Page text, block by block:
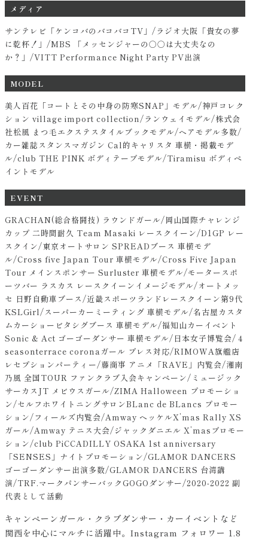
メディア
サンテレビ「ケンコバのバコバコTV」/ラジオ大阪「貴女の夢
に乾杯！」/MBS 「メッセンジャーの○○は大丈夫なの
か？」/VITT Performance Night Party PV出演
MODEL
美人百花「コートとその中身の防寒SNAP」モデル/神戸コレク
ション village import collection/ランウェイモデル/株式会
社松風 まつ毛エクステスタイルブックモデル/ヘアモデル多数/
カー雑誌スタンスマガジン Cal的キャリスタ 車横・掲載モデ
ル/club THE PINK ボディテープモデル/Tiramisu ボディペ
イントモデル
EVENT
GRACHAN(総合格闘技) ラウンドガール/岡山国際チャレンジ
カップ 二時間耐久 Team Masaki レースクイーン/D1GP レー
スクイン/東京オートサロン SPREADブース 車横モデ
ル/Cross five Japan Tour 車横モデル/Cross Five Japan
Tour メインスポンサー Surluster 車横モデル/モータースポ
ーツバー ラスカス レースクイーンイメージモデル/オートメッ
セ 日野自動車ブース/近畿スポーツランドレースクイーン第9代
KSLGirl/スーパーカーミーティング 車横モデル/名古屋カスタ
ムカーショービタシグブース 車横モデル/福知山カーイベント
Sonic & Act ゴーゴーダンサー 車横モデル/日本女子博覧会/４
seasonterrace coronaガール プレス対応/RIMOWA旗艦店
レセプションパーティー/藤商事 アニメ「RAVE」内覧会/湘南
乃風 全国TOUR ファンクラブ入会キャンペーン/ミュージック
サーカスJT メビウスガール/ZIMA Halloween プロモーショ
ン/セルフホワイトニングサロンBLanc de BLancs プロモー
ション/フィールズ内覧会/Amway ヘッケルX’mas Rally XS
ガール/Amway テニス大会/ジャックダニエル X’masプロモー
ション/club PiCCADILLY OSAKA 1st anniversary
「SENSES」ナイトプロモーション/GLAMOR DANCERS
ゴーゴーダンサー出演多数/GLAMOR DANCERS 台湾講
演/TRF.マークパンサーバックGOGOダンサー/2020-2022 副
代表として活動
キャンペーンガール・クラブダンサー・カーイベントなど
関西を中心にマルチに活躍中。Instagram フォロワー 1.8